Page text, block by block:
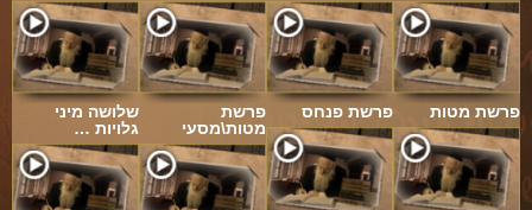
שלושה מיני
גלויות …
פרשת
מטות\מסעי
פרשת פנחס פרשת מטות